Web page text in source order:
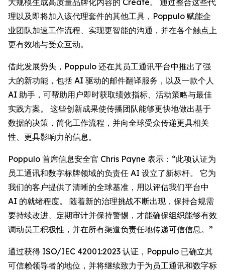
大规模生成高质量品牌化内容的 Create。 通过整合这些代
理以及即将加入该代理套件的其他工具，Poppulo 赋能企
业团队加速工作流程、实现更智能的沟通，并在各个触点上
更有效地与受众互动。
借此发展势头，Poppulo 还在其员工通讯平台中推出了强
大的新功能，包括 AI 驱动的邮件翻译服务，以及一款个人
AI 助手，可帮助用户即时获取绩效指标、活动策略与最佳
实践方案。 这些创新成果使传播团队能够更快地做出基于
数据的决策，简化工作流程，并向全球受众传递更具相关
性、更具影响力的信息。
Poppulo 首席信息安全官 Chris Payne 表示：“此项认证为
员工通讯和数字标牌领域的负责任 AI 设立了新标杆。 它为
我们的客户提供了清晰的全球基准，用以评估我们平台中
AI 的就绪程度。 随着新的治理挑战不断出现，保持合规需
要持续改进、定期审计并保持警惕，才能确保组织能够有效
调动员工积极性，并在所有渠道负责任地传递可信信息。”
通过获得 ISO/IEC 42001:2023 认证，Poppulo 已确立其
可信赖领导者的地位，并将继续致力于为员工通讯和数字标